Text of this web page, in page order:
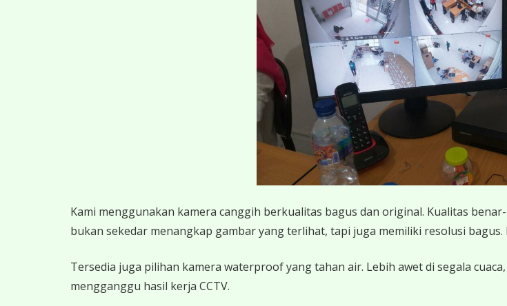
Kami menggunakan kamera canggih berkualitas bagus dan original. Kualitas
bukan sekedar menangkap gambar yang terlihat, tapi juga memiliki resolusi
Tersedia juga pilihan kamera waterproof yang tahan air. Lebih awet di segala
mengganggu hasil kerja CCTV.